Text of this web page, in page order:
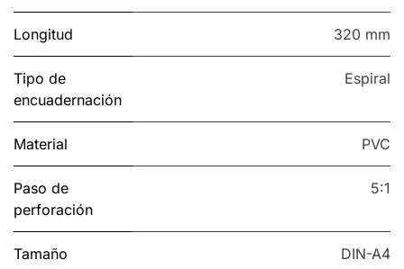
Longitud 320 mm
Tipo de
encuadernación
Espiral
Material PVC
Paso de
perforación
5:1
Tamaño DIN-A4